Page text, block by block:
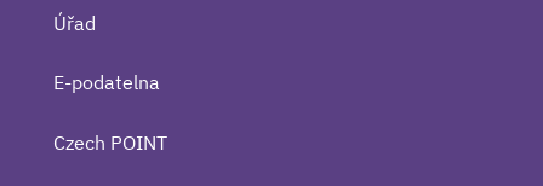
Úřad
E-podatelna
Czech POINT